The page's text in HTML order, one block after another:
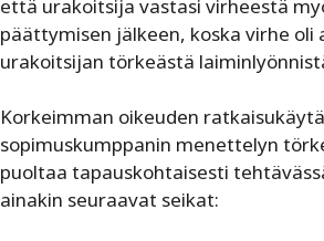
että urakoitsija vastasi virheestä
päättymisen jälkeen, koska virhe oli
urakoitsijan törkeästä
Korkeimman oikeuden
sopimuskumppanin menettelyn
puoltaa ­tapauskohtaisesti
ainakin seuraavat ­seikat: